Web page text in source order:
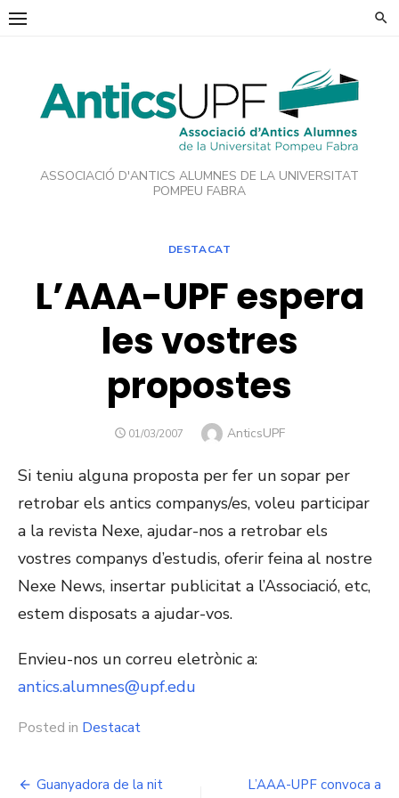
Skip
ASSOCIACIÓ D'ANTICS ALUMNES DE LA UNIVERSITAT
POMPEU FABRA
DESTACAT
L’AAA-UPF espera
les vostres
propostes
POSTED
01/03/2007 Author
AnticsUPF
Si teniu alguna proposta per fer un sopar per
retrobar els antics companys/es, voleu participar
a la revista Nexe, ajudar-nos a retrobar els
vostres companys d’estudis, oferir feina al nostre
Nexe News, insertar publicitat a l’Associació, etc,
estem disposats a ajudar-vos.
Envieu-nos un correu eletrònic a:
antics.alumnes@upf.edu
Posted in Destacat
Navegació
Guanyadora de la nit
L’AAA-UPF convoca a